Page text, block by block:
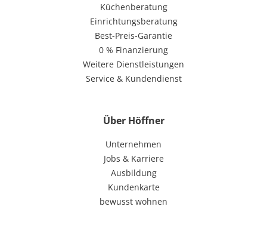
Küchenberatung
Einrichtungsberatung
Best-Preis-Garantie
0 % Finanzierung
Weitere Dienstleistungen
Service & Kundendienst
Über Höffner
Unternehmen
Jobs & Karriere
Ausbildung
Kundenkarte
bewusst wohnen